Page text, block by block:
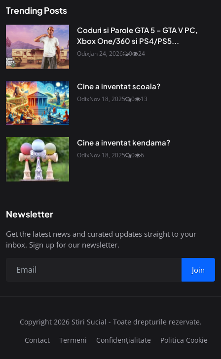
Trending Posts
Coduri si Parole GTA 5 – GTA V PC,
Xbox One/360 si PS4/PS5...
OdixJan 24, 2026 0 24
Cine a inventat scoala?
OdixNov 18, 2025 0 13
Cine a inventat kendama?
OdixNov 18, 2025 0 6
Newsletter
Get the latest news and curated updates straight to your
inbox. Sign up for our newsletter.
Join
Copyright 2026 Stiri Sucial - Toate drepturile rezervate.
Contact
Termeni Confidențialitate Politica Cookie